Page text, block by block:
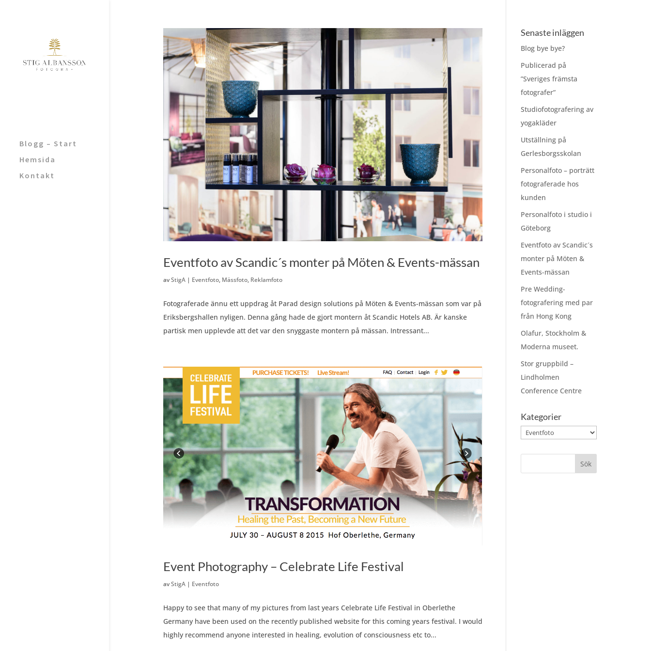
Blogg – Start
Hemsida
Kontakt
Eventfoto av Scandic´s monter på Möten & Events-mässan
avStigA| Eventfoto, Mässfoto, Reklamfoto
Fotograferade ännu ett uppdrag åt Parad design solutions på Möten & Events-mässan som var på
Eriksbergshallen nyligen. Denna gång hade de gjort montern åt Scandic Hotels AB. Är kanske
partisk men upplevde att det var den snyggaste montern på mässan. Intressant...
Event Photography – Celebrate Life Festival
avStigA| Eventfoto
Happy to see that many of my pictures from last years Celebrate Life Festival in Oberlethe
Germany have been used on the recently published website for this coming years festival. I would
highly recommend anyone interested in healing, evolution of consciousness etc to...
Senaste inläggen
Blog bye bye?
Publicerad på
”Sveriges främsta
fotografer”
Studiofotografering av
yogakläder
Utställning på
Gerlesborgsskolan
Personalfoto – porträtt
fotograferade hos
kunden
Personalfoto i studio i
Göteborg
Eventfoto av Scandic´s
monter på Möten &
Events-mässan
Pre Wedding-
fotografering med par
från Hong Kong
Olafur, Stockholm &
Moderna museet.
Stor gruppbild –
Lindholmen
Conference Centre
Kategorier
Kategorier